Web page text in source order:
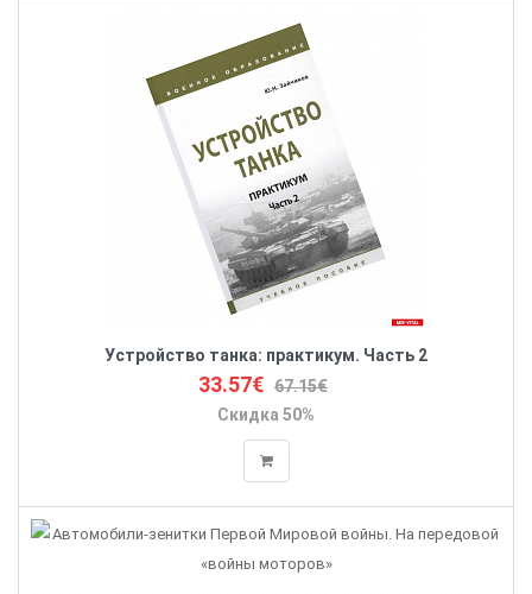
Устройство танка: практикум. Часть 2
33.57€ 67.15€
Скидка 50%